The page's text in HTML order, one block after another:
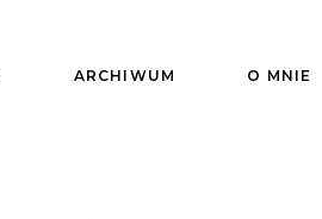
ARCHIWUM O MNIE